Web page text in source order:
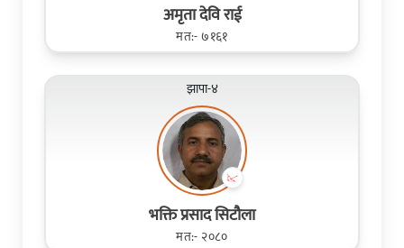
अमृता देवि राई
मत:- ७१६१
झापा-४
भक्ति प्रसाद सिटौला
मत:- २०८०